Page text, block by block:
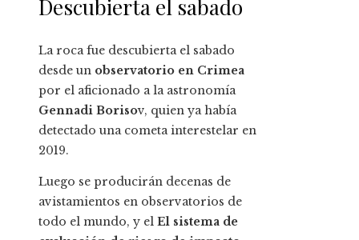
Descubierta el sabado
La roca fue descubierta el sabado
desde un observatorio en Crimea
por el aficionado a la astronomía
Gennadi Borisov, quien ya había
detectado una cometa interestelar en
2019.
Luego se producirán decenas de
avistamientos en observatorios de
todo el mundo, y el El sistema de